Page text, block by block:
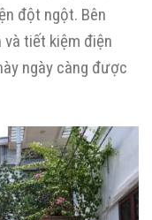
đột ngột. Bên
và tiết kiệm điện
ngày càng được